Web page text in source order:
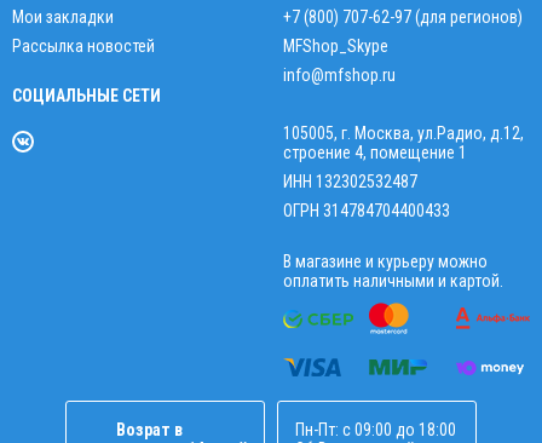
Мои закладки
Рассылка новостей
СОЦИАЛЬНЫЕ СЕТИ
+7 (800) 707-62-97 (для регионов)
MFShop_Skype
info@mfshop.ru
105005, г. Москва, ул.Радио, д.12,
строение 4, помещение 1
ИНН 132302532487
ОГРН 314784704400433
В магазине и курьеру можно
оплатить наличными и картой.
Возрат в
Пн-Пт: с 09:00 до 18:00